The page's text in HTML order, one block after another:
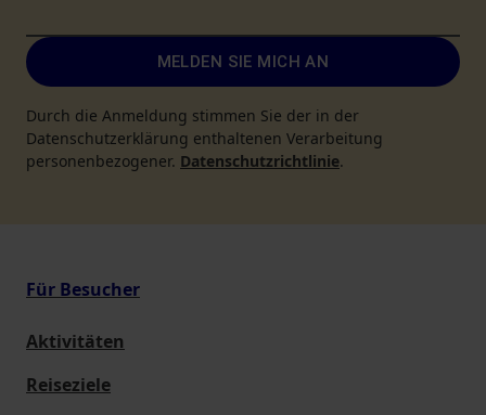
MELDEN SIE MICH AN
Durch die Anmeldung stimmen Sie der in der
Datenschutzerklärung enthaltenen Verarbeitung
personenbezogener. Datenschutzrichtlinie.
Für Besucher
Aktivitäten
Reiseziele